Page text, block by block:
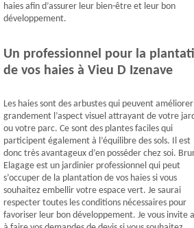
haies afin d’assurer leur bien-être et leur bon
développement.
Un professionnel pour la
de vos haies à Vieu D Izenave
Les haies sont des arbustes qui peuvent améliorer
grandement l’aspect visuel attrayant de votre
ou votre parc. Ce sont des plantes faciles qui
participent également à l’équilibre des sols. Il est
donc très avantageux d’en posséder chez soi.
Elagage est un jardinier professionnel qui peut
s’occuper de la plantation de vos haies si vous
souhaitez embellir votre espace vert. Je saurai
respecter toutes les conditions nécessaires pour
favoriser leur bon développement. Je vous invite